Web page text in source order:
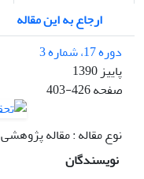
ارجاع به این مقاله
دوره 17، شماره 3
پاییز 1390
صفحه403-426
نوع مقاله : مقاله پژوهشی
نویسندگان